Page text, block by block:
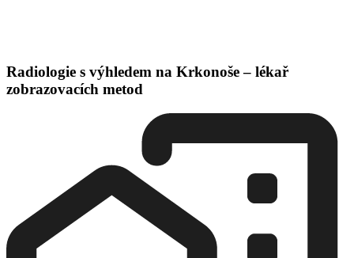
Radiologie s výhledem na Krkonoše – lékař
zobrazovacích metod